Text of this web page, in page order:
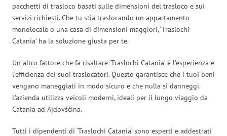
pacchetti di trasloco basati sulle dimensioni del trasloco e sui
servizi richiesti. Che tu stia traslocando un appartamento
monolocale o una casa di dimensioni maggiori, ‘Traslochi
Catania’ ha la soluzione giusta per te.
Un altro fattore che fa risaltare ‘Traslochi Catania’ è l’esperienza e
l’efficienza dei suoi traslocatori. Questo garantisce che i tuoi beni
vengano maneggiati in modo sicuro e che nulla si danneggi.
L’azienda utilizza veicoli moderni, ideali per il lungo viaggio da
Catania ad Ajdovščina.
Tutti i dipendenti di ‘Traslochi Catania’ sono esperti e addestrati